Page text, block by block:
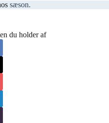
sæson.
du holder af